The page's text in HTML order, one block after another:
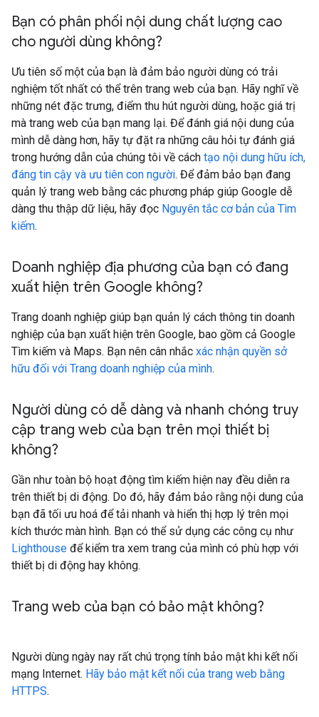
Bạn có phân phối nội dung chất lượng cao
cho người dùng không?
Ưu tiên số một của bạn là đảm bảo người dùng có trải
nghiệm tốt nhất có thể trên trang web của bạn. Hãy nghĩ về
những nét đặc trưng, điểm thu hút người dùng, hoặc giá trị
mà trang web của bạn mang lại. Để đánh giá nội dung của
mình dễ dàng hơn, hãy tự đặt ra những câu hỏi tự đánh giá
trong hướng dẫn của chúng tôi về cách tạo nội dung hữu ích,
đáng tin cậy và ưu tiên con người. Để đảm bảo bạn đang
quản lý trang web bằng các phương pháp giúp Google dễ
dàng thu thập dữ liệu, hãy đọc Nguyên tắc cơ bản của Tìm
kiếm.
Doanh nghiệp địa phương của bạn có đang
xuất hiện trên Google không?
Trang doanh nghiệp giúp bạn quản lý cách thông tin doanh
nghiệp của bạn xuất hiện trên Google, bao gồm cả Google
Tìm kiếm và Maps. Bạn nên cân nhắc xác nhận quyền sở
hữu đối với Trang doanh nghiệp của mình.
Người dùng có dễ dàng và nhanh chóng truy
cập trang web của bạn trên mọi thiết bị
không?
Gần như toàn bộ hoạt động tìm kiếm hiện nay đều diễn ra
trên thiết bị di động. Do đó, hãy đảm bảo rằng nội dung của
bạn đã tối ưu hoá để tải nhanh và hiển thị hợp lý trên mọi
kích thước màn hình. Bạn có thể sử dụng các công cụ như
Lighthouse để kiểm tra xem trang của mình có phù hợp với
thiết bị di động hay không.
Trang web của bạn có bảo mật không?
Người dùng ngày nay rất chú trọng tính bảo mật khi kết nối
mạng Internet. Hãy bảo mật kết nối của trang web bằng
HTTPS.